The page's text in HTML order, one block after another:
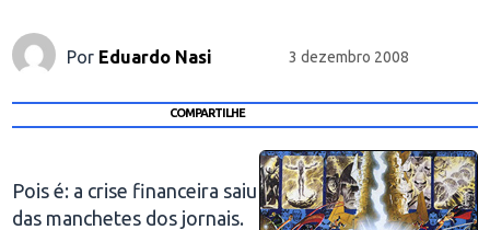
Por Eduardo Nasi 3 dezembro 2008
COMPARTILHE
Pois é: a crise financeira saiu
das manchetes dos jornais.